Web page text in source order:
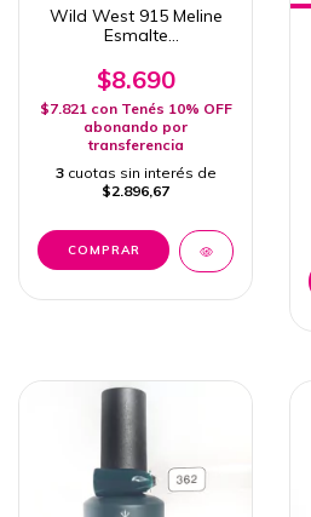
Wild West 915 Meline
Esmalte
Uv/Led 15ml
$8.690
$7.821 con Tenés 10% OFF
abonando por
transferencia
3 cuotas sin interés de
$2.896,67